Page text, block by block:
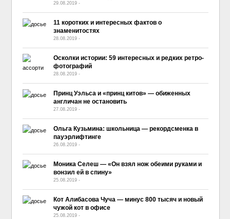
29.08.2019 -
11 коротких и интересных фактов о
знаменитостях
28.08.2019 -
Осколки истории: 59 интересных и редких ретро-
фотографий
28.08.2019 -
Принц Уэльса и «принц китов» — обиженных
англичан не остановить
27.08.2019 -
Ольга Кузьмина: школьница — рекордсменка в
пауэрлифтинге
26.08.2019 -
Моника Селеш — «Он взял нож обеими руками и
вонзил ей в спину»
25.08.2019 -
Кот Алибасова Чуча — минус 800 тысяч и новый
чужой кот в офисе
25.08.2019 -